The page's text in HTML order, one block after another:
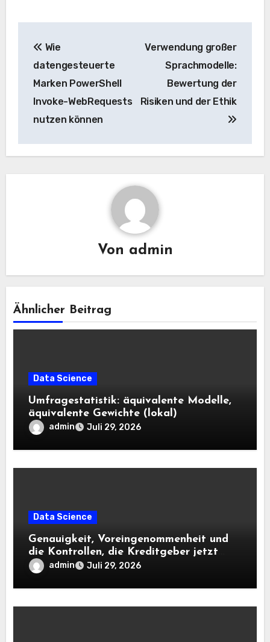
Navigation
Wie
datengesteuerte
Marken PowerShell
Invoke-WebRequests
nutzen können
Verwendung großer
Sprachmodelle:
Bewertung der
Risiken und der Ethik
Von admin
Ähnlicher Beitrag
Data Science
Umfragestatistik: äquivalente Modelle,
äquivalente Gewichte (lokal)
admin Juli 29, 2026
Data Science
Genauigkeit, Voreingenommenheit und
die Kontrollen, die Kreditgeber jetzt
benötigen |
admin Juli 29, 2026